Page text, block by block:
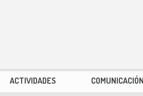
ACTIVIDADES COMUNICACIÓN